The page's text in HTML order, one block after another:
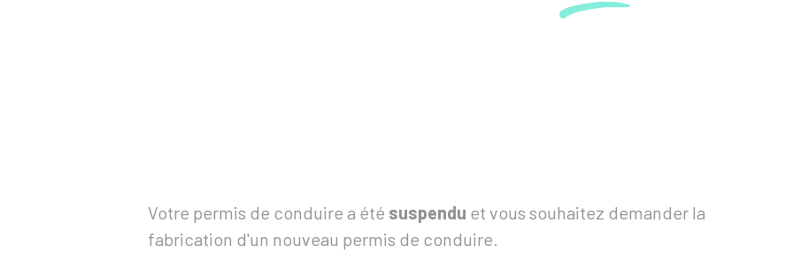
Votre permis de conduire a été suspendu et vous souhaitez demander la
fabrication d'un nouveau permis de conduire.